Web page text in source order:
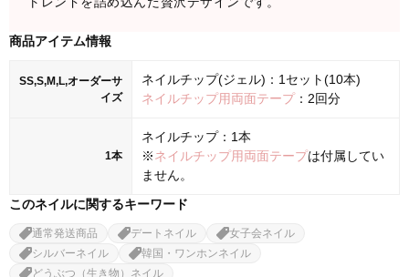
商品アイテム情報
SS,S,M,L,オーダーサ
イズ
ネイルチップ(ジェル)：1セット(10本)
ネイルチップ用両面テープ：2回分
1本
ネイルチップ：1本
※ネイルチップ用両面テープは付属してい
ません。
このネイルに関するキーワード
通常発送商品 デートネイル
女子会ネイル
シルバーネイル
韓国・ワンホンネイル
どうぶつ（生き物）ネイル